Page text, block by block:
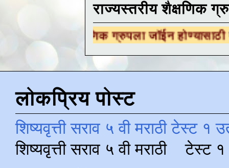
राज्यस्तरीय शैक्षणिक
ग्रुपला जॉईन होण्यासाठीयेथे क्लिक करा
लोकप्रिय पोस्ट
शिष्यवृत्ती सराव ५ वी मराठी टेस्ट १
शिष्यवृत्ती सराव ५ वी मराठी टेस्ट